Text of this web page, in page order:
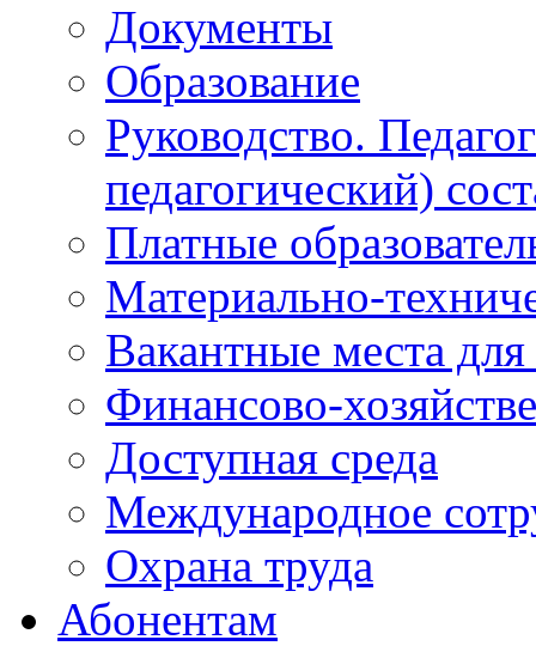
Документы
Образование
Руководство.
педагогический)
Платные
Материально-
Вакантные места
Финансово-
Доступная среда
Международное
Охрана труда
Абонентам